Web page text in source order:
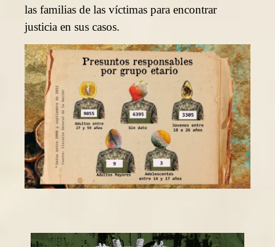
las familias de las víctimas para encontrar
justicia en sus casos.